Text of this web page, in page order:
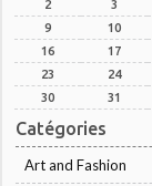
2
3
9
10
16
17
23
24
30
31
Catégories
Art and Fashion